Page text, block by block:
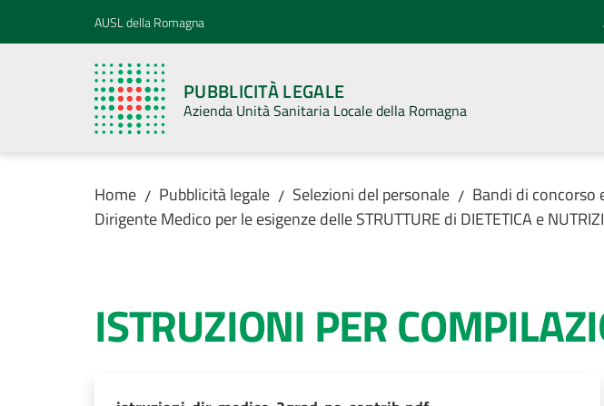
Vai al contenuto
Vai alla navigazioneAUSL della Romagna
PUBBLICITÀ LEGALE
Azienda Unità Sanitaria Locale della Romagna
Home / Pubblicità legale / Selezioni del personale / Bandi di concorso
Dirigente Medico per le esigenze delle STRUTTURE di DIETETICA e
ISTRUZIONI PER